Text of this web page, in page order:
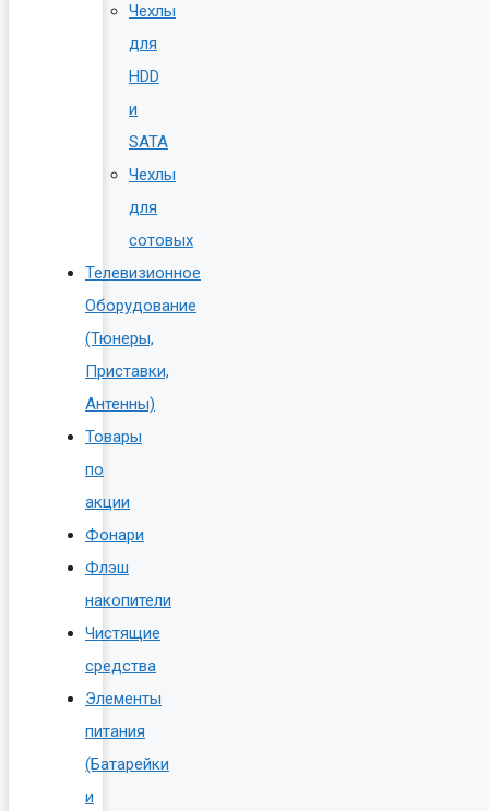
Чехлы
для
HDD
и
SATA
Чехлы
для
сотовых
Телевизионное
Оборудование
(Тюнеры,
Приставки,
Антенны)
Товары
по
акции
Фонари
Флэш
накопители
Чистящие
средства
Элементы
питания
(Батарейки
и